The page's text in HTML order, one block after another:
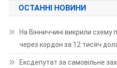
ОСТАННІ НОВИНИ
На Вінниччині викрили схему
через кордон за 12 тисяч
Ексдепутат за самовільне